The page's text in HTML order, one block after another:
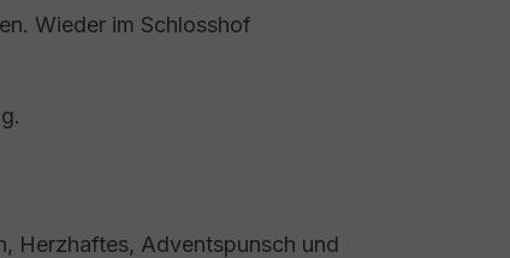
Wieder im Schlosshof
Herzhaftes, Adventspunsch und